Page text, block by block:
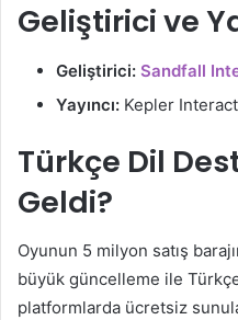
Geliştirici ve
Geliştirici: Sandfall
Yayıncı: Kepler
Türkçe Dil
Geldi?
Oyunun 5 milyon satış
büyük güncelleme ile
platformlarda ücretsiz